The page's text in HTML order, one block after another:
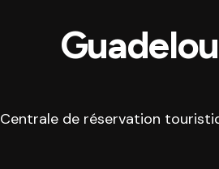
Centrale de réservation